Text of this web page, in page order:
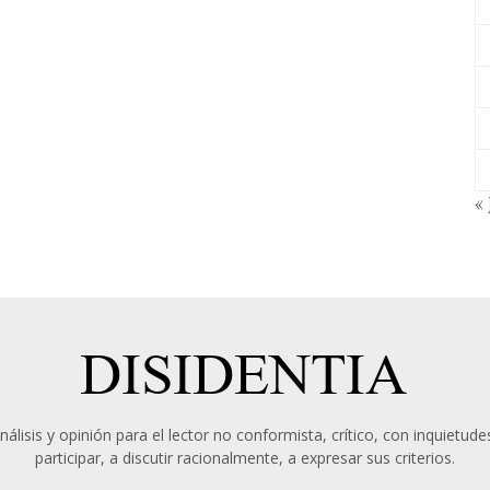
«
y opinión para el lector no conformista, crítico, con
participar, a discutir racionalmente, a expresar sus criterios.